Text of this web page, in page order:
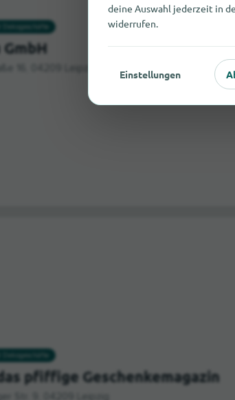
pfiffige Geschenkemagazin
deine Auswahl jederzeit in
widerrufen.
Einstellungen